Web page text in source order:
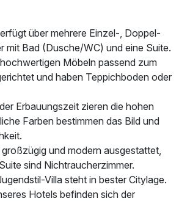
über mehrere Einzel-, Doppel-
mit Bad (Dusche/WC) und eine Suite.
Möbeln passend zum
und haben Teppich­boden oder
Erbauungszeit zieren die hohen
Farben bestimmen das Bild und
und modern aus­gestattet,
sind Nicht­raucher­zimmer.
Villa steht in bester Citylage.
Hotels befinden sich der